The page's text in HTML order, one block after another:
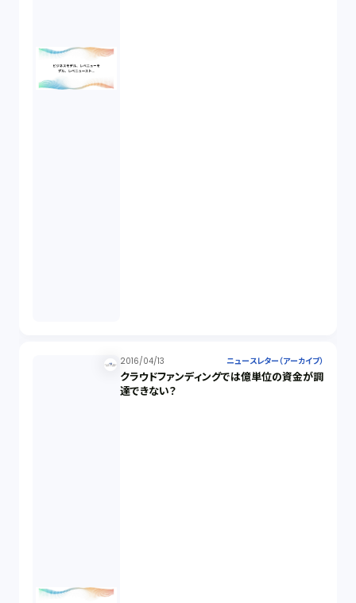
2016/04/13 ニュースレター（アーカイブ）
クラウドファンディングでは億単位の資金が調
達できない？